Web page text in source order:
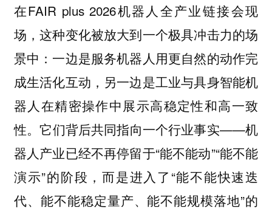
在FAIR plus 2026机器人全产业链接会现
场，这种变化被放大到一个极具冲击力的场
景中：一边是服务机器人用更自然的动作完
成生活化互动，另一边是工业与具身智能机
器人在精密操作中展示高稳定性和高一致
性。它们背后共同指向一个行业事实——机
器人产业已经不再停留于“能不能动”“能不能
演示”的阶段，而是进入了“能不能快速迭
代、能不能稳定量产、能不能规模落地”的